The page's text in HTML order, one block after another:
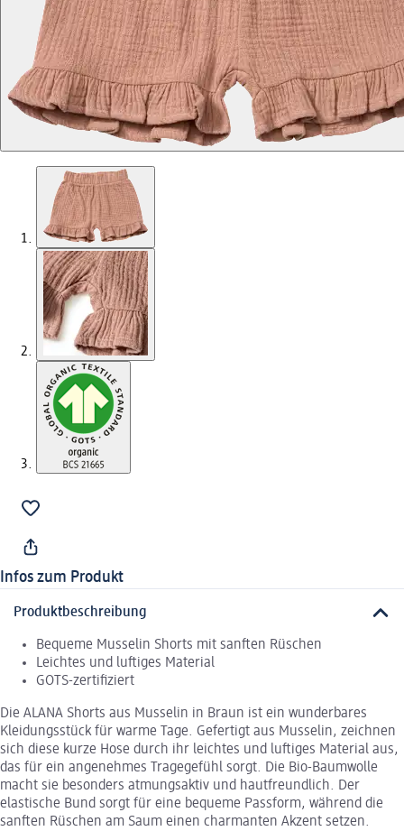
Infos zum Produkt
Produktbeschreibung
Bequeme Musselin Shorts mit sanften Rüschen
Leichtes und luftiges Material
GOTS-zertifiziert
Die ALANA Shorts aus Musselin in Braun ist ein wunderbares
Kleidungsstück für warme Tage. Gefertigt aus Musselin, zeichnen
sich diese kurze Hose durch ihr leichtes und luftiges Material aus,
das für ein angenehmes Tragegefühl sorgt. Die Bio-Baumwolle
macht sie besonders atmungsaktiv und hautfreundlich. Der
elastische Bund sorgt für eine bequeme Passform, während die
sanften Rüschen am Saum einen charmanten Akzent setzen.